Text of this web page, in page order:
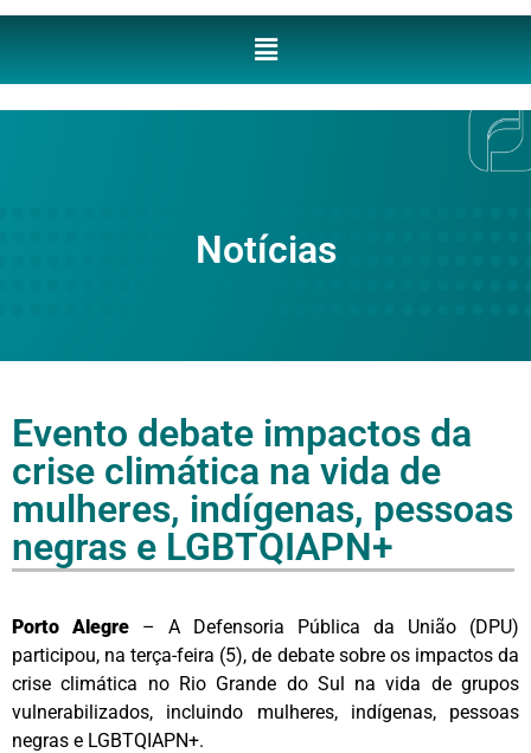
Notícias
Evento debate impactos da
crise climática na vida de
mulheres, indígenas, pessoas
negras e LGBTQIAPN+
Porto Alegre – A Defensoria Pública da União (DPU)
participou, na terça-feira (5), de debate sobre os impactos da
crise climática no Rio Grande do Sul na vida de grupos
vulnerabilizados, incluindo mulheres, indígenas, pessoas
negras e LGBTQIAPN+.